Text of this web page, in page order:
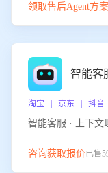
领取售后Agent方案
智能客
淘宝 | 京东 | 抖音
智能客服 · 上下文
咨询获取报价已售